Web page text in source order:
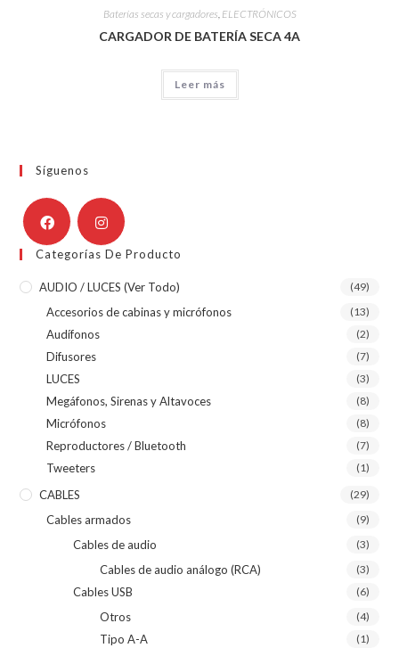
Baterías secas y cargadores, ELECTRÓNICOS
CARGADOR DE BATERÍA SECA 4A
Leer más
Síguenos
Categorías De Producto
AUDIO / LUCES (ver Todo) (49)
Accesorios de cabinas y micrófonos (13)
Audífonos (2)
Difusores (7)
LUCES (3)
Megáfonos, Sirenas y Altavoces (8)
Micrófonos (8)
Reproductores / Bluetooth (7)
Tweeters (1)
CABLES (29)
Cables armados (9)
Cables de audio (3)
Cables de audio análogo (RCA) (3)
Cables USB (6)
Otros (4)
Tipo A-A (1)